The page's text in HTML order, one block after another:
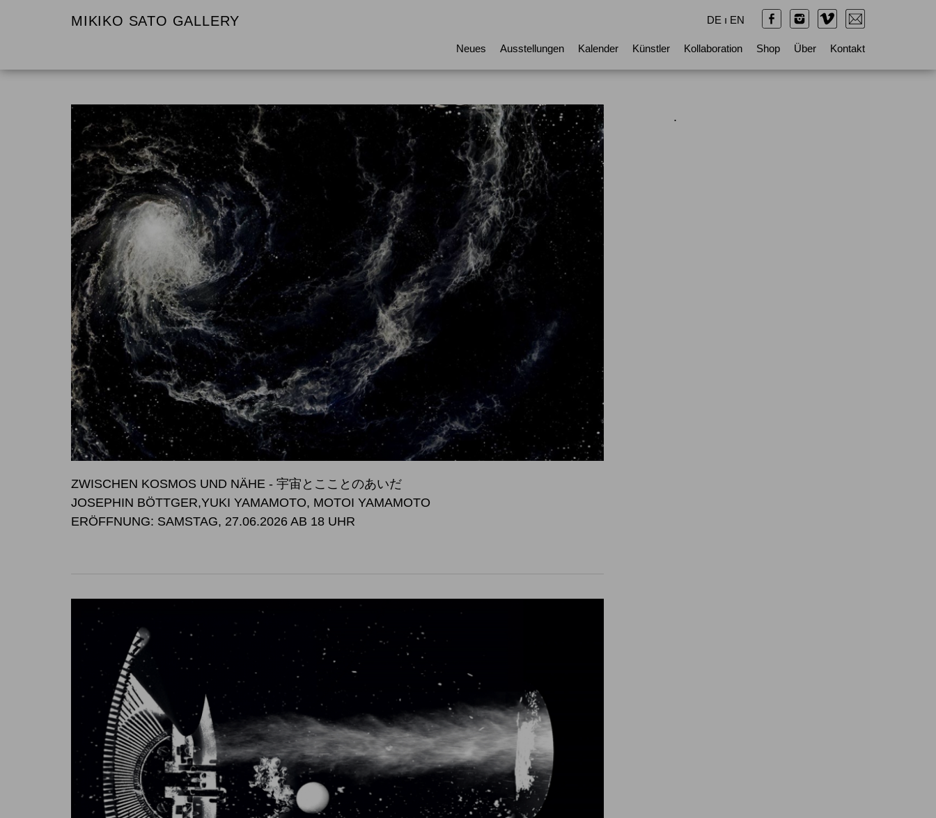
MIKIKO SATO GALLERY
Neues Ausstellungen Kalender Künstler Kollaboration Shop Über Kontakt
DE ı EN
.
ZWISCHEN KOSMOS UND NÄHE - 宇宙とこことのあいだ
JOSEPHIN BÖTTGER,YUKI YAMAMOTO, MOTOI YAMAMOTO
ERÖFFNUNG: SAMSTAG, 27.06.2026 AB 18 UHR